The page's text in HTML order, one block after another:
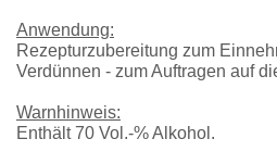
Anwendung:
Rezepturzubereitung zum
Verdünnen - zum Auftragen auf
Warnhinweis:
Enthält 70 Vol.-% Alkohol.